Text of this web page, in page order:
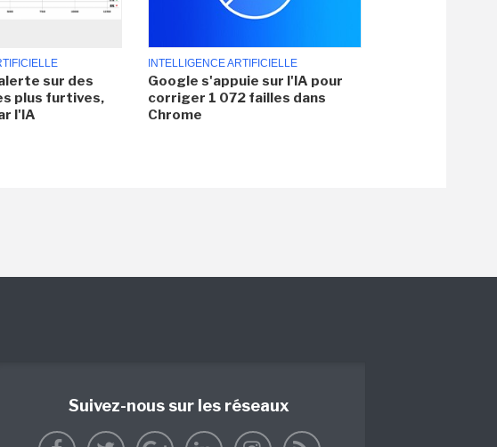
sur des
plus furtives,
l'IA
INTELLIGENCE ARTIFICIELLE
Google s'appuie sur l'IA pour
corriger 1 072 failles dans
Chrome
Suivez-nous sur les réseaux